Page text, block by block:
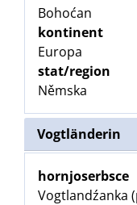
Bohoćan
kontinent
Europa
stat/region
Němska
Vogtländerin
hornjoserbsce
Vogtlandźanka